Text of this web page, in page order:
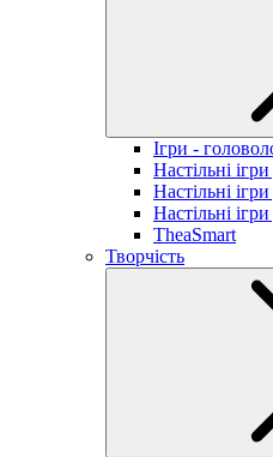
Ігри -
Настільні
Настільні
Настільні
TheaSmart
Творчість